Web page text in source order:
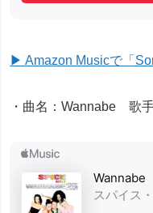
▶ Amazon Musicで「
・曲名：Wannabe 歌